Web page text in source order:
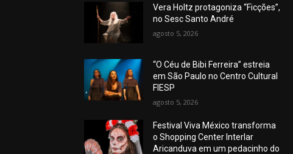
Vera Holtz protagoniza “Ficções”,
no Sesc Santo André
agosto 5, 2026
“O Céu de Bibi Ferreira” estreia
em São Paulo no Centro Cultural
FIESP
agosto 5, 2026
Festival Viva México transforma
o Shopping Center Interlar
Aricanduva em um pedacinho do